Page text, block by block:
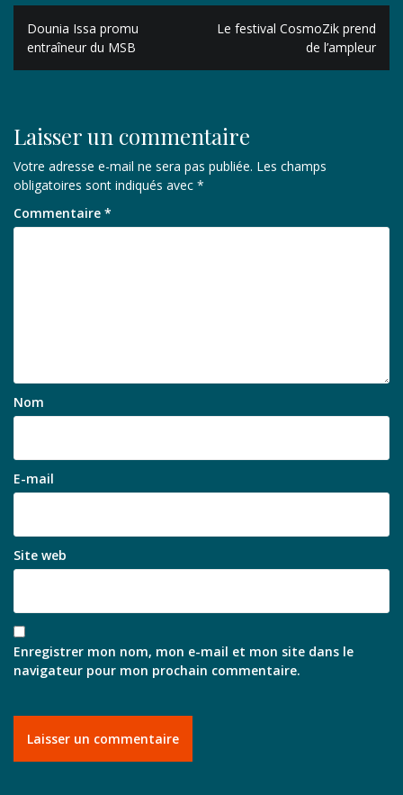
Navigation
de
l’article
Dounia Issa promu
entraîneur du MSB
Le festival CosmoZik prend
de l’ampleur
Laisser un commentaire
Votre adresse e-mail ne sera pas publiée. Les champs
obligatoires sont indiqués avec *
Commentaire *
Nom
E-mail
Site web
Enregistrer mon nom, mon e-mail et mon site dans le
navigateur pour mon prochain commentaire.